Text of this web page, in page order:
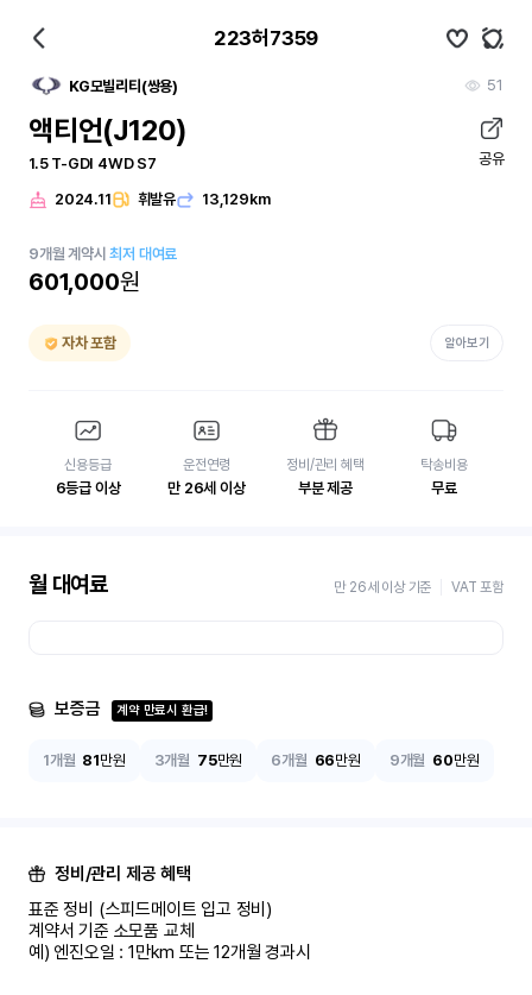
223허7359
KG모빌리티(쌍용) 51
액티언(J120)
1.5 T-GDI 4WD S7 공유
2024.11 휘발유 13,129km
9개월 계약시최저 대여료
601,000원
자차 포함 알아보기
신용등급
6등급 이상
운전연령
만 26세 이상
정비/관리 혜택
부분 제공
탁송비용
무료
월 대여료 만 26세 이상 기준 VAT 포함
보증금 계약 만료시 환급!
1개월 81만원 3개월 75만원 6개월 66만원 9개월 60만원
정비/관리 제공 혜택
표준 정비 (스피드메이트 입고 정비)
계약서 기준 소모품 교체
예) 엔진오일 : 1만km 또는 12개월 경과시